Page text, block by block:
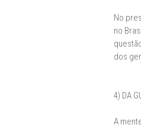
No
no
dos
4) DA
A